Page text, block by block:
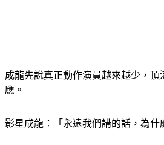
成龍先說真正動作演員越來越少，
應。
影星成龍：「永遠我們講的話，為